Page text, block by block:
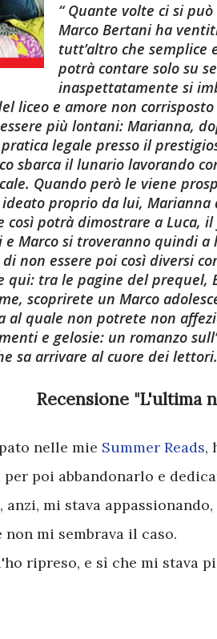
Quante volte ci si può
Marco Bertani ha
tutt’altro che semplice
potrà contare solo su
inaspettatamente si
liceo e amore non
più lontani: Marianna,
legale presso il
sbarca il lunario lavorando
Quando però le viene
proprio da lui, Marianna
così potrà dimostrare a Luca,
e Marco si troveranno quindi
non essere poi così diversi
qui: tra le pagine del prequel,
scoprirete un Marco
al quale non potrete non
e gelosie: un romanzo
sa arrivare al cuore dei lettori.
Recensione "L'ultima
nelle mie Summer Reads,
per poi abbandonarlo e
anzi, mi stava
mi sembrava il caso.
ripreso, e sì che mi stava